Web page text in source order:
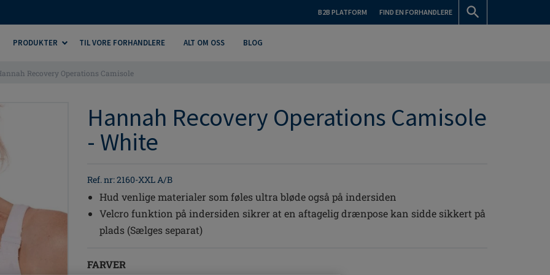
B2B PLATFORM FIND EN FORHANDLERE
PRODUKTER TIL VORE FORHANDLERE ALT OM OSS BLOG
Recovery Operations Camisole
Hannah Recovery Operations Camisole
- White
Ref. nr: 2160-XXL A/B
Hud venlige materialer som føles ultra bløde også på indersiden
Velcro funktion på indersiden sikrer at en aftagelig drænpose kan sidde sikkert på
plads (Sælges separat)
FARVER